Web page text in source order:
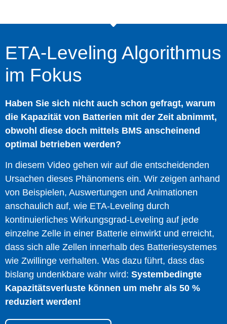
ETA-Leveling Algorithmus
im Fokus
Haben Sie sich nicht auch schon gefragt, warum
die Kapazität von Batterien mit der Zeit abnimmt,
obwohl diese doch mittels BMS anscheinend
optimal betrieben werden?
In diesem Video gehen wir auf die entscheidenden
Ursachen dieses Phänomens ein. Wir zeigen anhand
von Beispielen, Auswertungen und Animationen
anschaulich auf, wie ETA-Leveling durch
kontinuierliches Wirkungsgrad-Leveling auf jede
einzelne Zelle in einer Batterie einwirkt und erreicht,
dass sich alle Zellen innerhalb des Batteriesystemes
wie Zwillinge verhalten. Was dazu führt, dass das
bislang undenkbare wahr wird: Systembedingte
Kapazitätsverluste können um mehr als 50 %
reduziert werden!